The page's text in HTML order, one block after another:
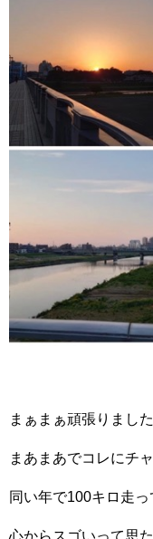
まぁまぁ頑張りまし
まあまあでコレにチ
同い年で100キロ走